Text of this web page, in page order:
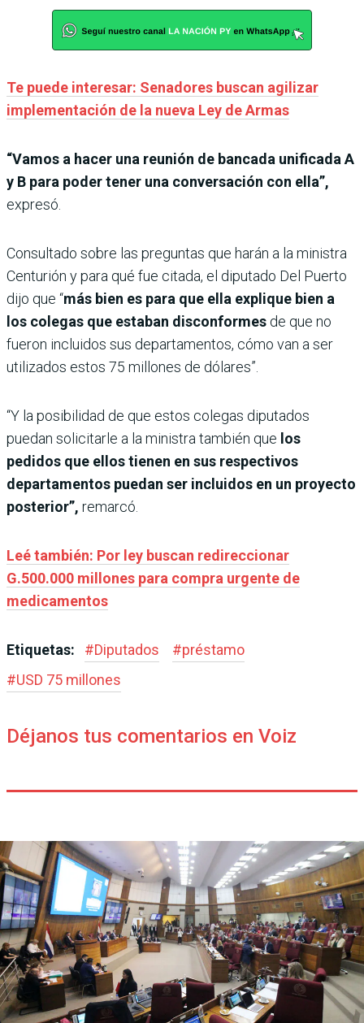
Te puede interesar: Senadores buscan agilizar
implementación de la nueva Ley de Armas
“Vamos a hacer una reunión de bancada unificada A
y B para poder tener una conversación con ella”,
expresó.
Consultado sobre las preguntas que harán a la ministra
Centurión y para qué fue citada, el diputado Del Puerto
dijo que “más bien es para que ella explique bien a
los colegas que estaban disconformes de que no
fueron incluidos sus departamentos, cómo van a ser
utilizados estos 75 millones de dólares”.
“Y la posibilidad de que estos colegas diputados
puedan solicitarle a la ministra también que los
pedidos que ellos tienen en sus respectivos
departamentos puedan ser incluidos en un proyecto
posterior”, remarcó.
Leé también: Por ley buscan redireccionar
G.500.000 millones para compra urgente de
medicamentos
Etiquetas: #Diputados #préstamo
#USD 75 millones
Déjanos tus comentarios en Voiz